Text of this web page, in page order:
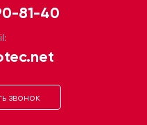
81-40
звонок